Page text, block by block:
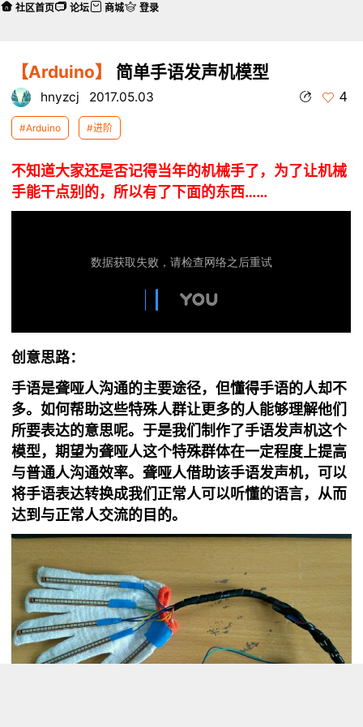
【Arduino】 简单手语发声机模型
hnyzcj 2017.05.03 4
#Arduino #进阶
不知道大家还是否记得当年的机械手了，为了让机械
手能干点别的，所以有了下面的东西……
创意思路：
手语是聋哑人沟通的主要途径，但懂得手语的人却不
多。如何帮助这些特殊人群让更多的人能够理解他们
所要表达的意思呢。于是我们制作了手语发声机这个
模型，期望为聋哑人这个特殊群体在一定程度上提高
与普通人沟通效率。聋哑人借助该手语发声机，可以
将手语表达转换成我们正常人可以听懂的语言，从而
达到与正常人交流的目的。
社区首页 论坛 商城 登录